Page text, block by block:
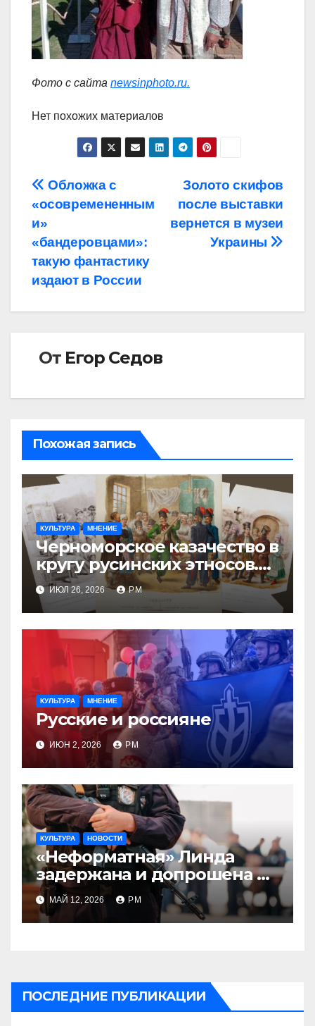
Фото с сайта newsinphoto.ru.
Нет похожих материалов
Навигация
по
записям
Золото скифов
после выставки
вернется в музеи
Украины
Обложка с
«осовремененным
и»
«бандеровцами»:
такую фантастику
издают в России
От Егор Седов
Похожая запись
КУЛЬТУРА МНЕНИЕ
Черноморское казачество в
кругу русинских этносов.
Часть первая: А галичанин
казак?
ИЮЛ 26, 2026 РМ
КУЛЬТУРА МНЕНИЕ
Русские и россияне
ИЮН 2, 2026 РМ
КУЛЬТУРА НОВОСТИ
«Неформатная» Линда
задержана и допрошена по
песням девяностых
МАЙ 12, 2026 РМ
ПОСЛЕДНИЕ ПУБЛИКАЦИИ